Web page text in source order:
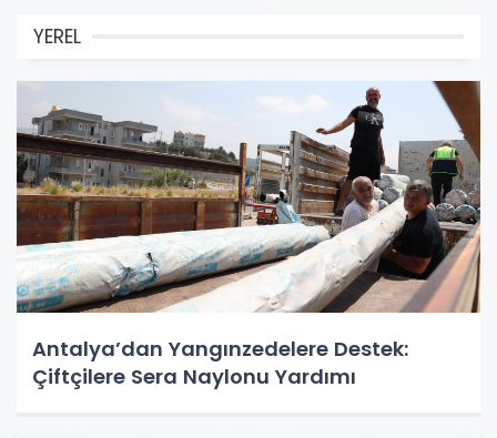
YEREL
Antalya’dan Yangınzedelere Destek:
Çiftçilere Sera Naylonu Yardımı